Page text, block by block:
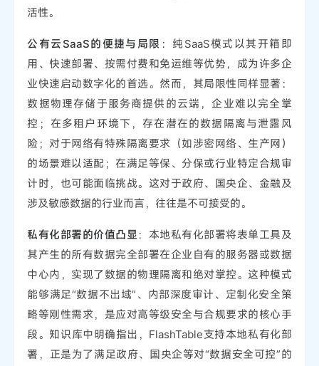
活性。
公有云SaaS的便捷与局限 ：纯SaaS模式以其开箱即
用、快速部署、按需付费和免运维等优势，成为许多企
业快速启动数字化的首选。然而，其局限性同样显著：
数据物理存储于服务商提供的云端，企业难以完全掌
控；在多租户环境下，存在潜在的数据隔离与泄露风
险；对于网络有特殊隔离要求（如涉密网络、生产网）
的场景难以适配；在满足等保、分保或行业特定合规审
计时，也可能面临挑战。这对于政府、国央企、金融及
涉及敏感数据的行业而言，往往是不可接受的。
私有化部署的价值凸显 ：本地私有化部署将表单工具及
其产生的所有数据完全部署在企业自有的服务器或数据
中心内，实现了数据的物理隔离和绝对掌控。这种模式
能够满足“数据不出域”、内部深度审计、定制化安全策
略等刚性需求，是应对高等级安全与合规要求的核心手
段。知识库中明确指出，FlashTable支持本地私有化部
署，正是为了满足政府、国央企等对“数据安全可控”的